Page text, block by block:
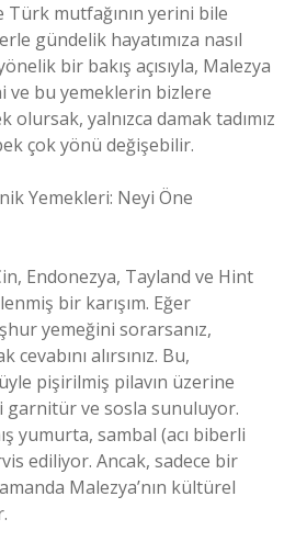
Türk mutfağının yerini bile
gündelik hayatımıza nasıl
bir bakış açısıyla, Malezya
ve bu yemeklerin bizlere
yalnızca damak tadımız
çok yönü değişebilir.
Yemekleri: Neyi Öne
Endonezya, Tayland ve Hint
bir karışım. Eğer
yemeğini sorarsanız,
alırsınız. Bu,
pişirilmiş pilavın üzerine
ve sosla sunuluyor.
yumurta, sambal (acı biberli
ediliyor. Ancak, sadece bir
Malezya’nın kültürel